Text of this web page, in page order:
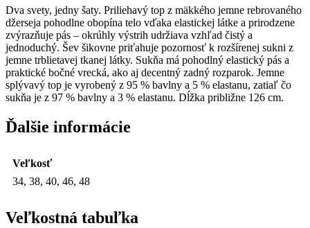
Dva svety, jedny šaty. Priliehavý top z mäkkého jemne rebrovaného
džerseja pohodlne obopína telo vďaka elastickej látke a prirodzene
zvýrazňuje pás – okrúhly výstrih udržiava vzhľad čistý a
jednoduchý. Šev šikovne priťahuje pozornosť k rozšírenej sukni z
jemne trblietavej tkanej látky. Sukňa má pohodlný elastický pás a
praktické bočné vrecká, ako aj decentný zadný rozparok. Jemne
splývavý top je vyrobený z 95 % bavlny a 5 % elastanu, zatiaľ čo
sukňa je z 97 % bavlny a 3 % elastanu. Dĺžka približne 126 cm.
Ďalšie informácie
Veľkosť
34, 38, 40, 46, 48
Veľkostná tabuľka